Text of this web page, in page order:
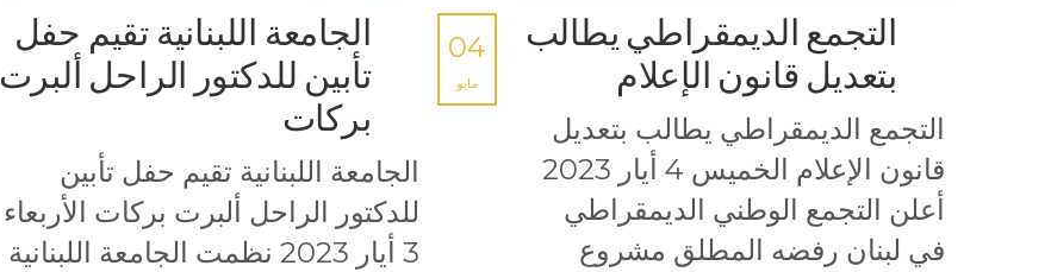
التجمع الديمقراطي يطالب
بتعديل قانون الإعلام
04
مايو
التجمع الديمقراطي يطالب بتعديل
قانون الإعلام الخميس 4 أيار 2023
أعلن التجمع الوطني الديمقراطي
في لبنان رفضه المطلق مشروع
الجامعة اللبنانية تقيم حفل
تأبين للدكتور الراحل ألبرت
بركات
الجامعة اللبنانية تقيم حفل تأبين
للدكتور الراحل ألبرت بركات الأربعاء
3 أيار 2023 نظمت الجامعة اللبنانية